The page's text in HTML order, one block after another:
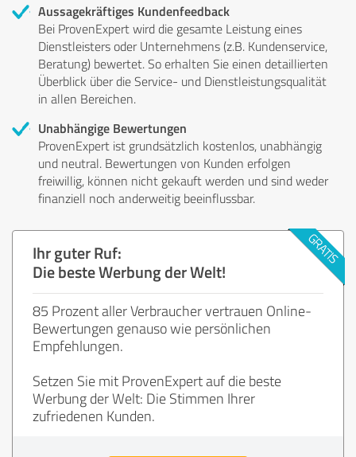
Aussagekräftiges Kundenfeedback
Bei ProvenExpert wird die gesamte Leistung eines
Dienstleisters oder Unternehmens (z.B. Kundenservice,
Beratung) bewertet. So erhalten Sie einen detaillierten
Überblick über die Service- und Dienstleistungsqualität
in allen Bereichen.
Unabhängige Bewertungen
ProvenExpert ist grundsätzlich kostenlos, unabhängig
und neutral. Bewertungen von Kunden erfolgen
freiwillig, können nicht gekauft werden und sind weder
finanziell noch anderweitig beeinflussbar.
Ihr guter Ruf:
Die beste Werbung der Welt!
85 Prozent aller Verbraucher vertrauen Online-
Bewertungen genauso wie persönlichen
Empfehlungen.
Setzen Sie mit ProvenExpert auf die beste
Werbung der Welt: Die Stimmen Ihrer
zufriedenen Kunden.